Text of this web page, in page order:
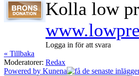
Kolla low
Logga in för att svara
« Tillbaka
Moderatorer: Redax
Powered by Kunena